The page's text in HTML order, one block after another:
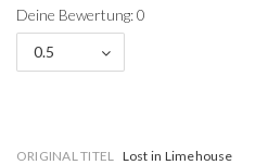
Deine Bewertung: 0
0.5
ORIGINAL TITEL Lost in Limehouse